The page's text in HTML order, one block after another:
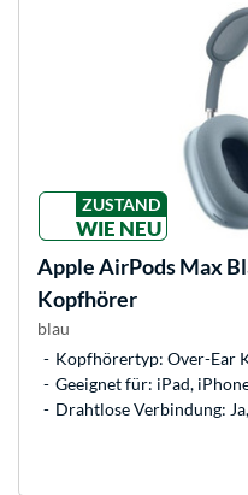
ZUSTAND
WIE NEU
AppleAirPods Max
Kopfhörer
blau
Kopfhörertyp: Over-Ear
Geeignet für: iPad,
Drahtlose Verbindung: